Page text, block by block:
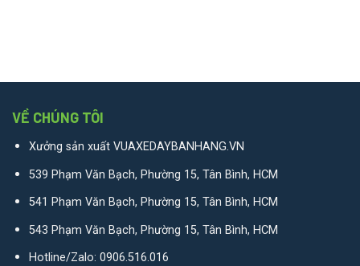
VỀ CHÚNG TÔI
Xưởng sản xuất VUAXEDAYBANHANG.VN
539 Phạm Văn Bạch, Phường 15, Tân Bình, HCM
541 Phạm Văn Bạch, Phường 15, Tân Bình, HCM
543 Phạm Văn Bạch, Phường 15, Tân Bình, HCM
Hotline/Zalo: 0906.516.016